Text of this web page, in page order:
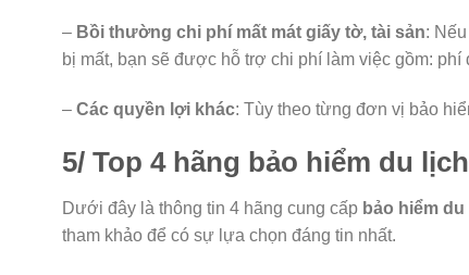
– Bồi thường chi phí mất mát giấy tờ, tài sản:
bị mất, bạn sẽ được hỗ trợ chi phí làm việc gồm:
– Các quyền lợi khác: Tùy theo từng đơn vị bảo
5/ Top 4 hãng bảo hiểm du
Dưới đây là thông tin 4 hãng cung cấp bảo hiểm
tham khảo để có sự lựa chọn đáng tin nhất.